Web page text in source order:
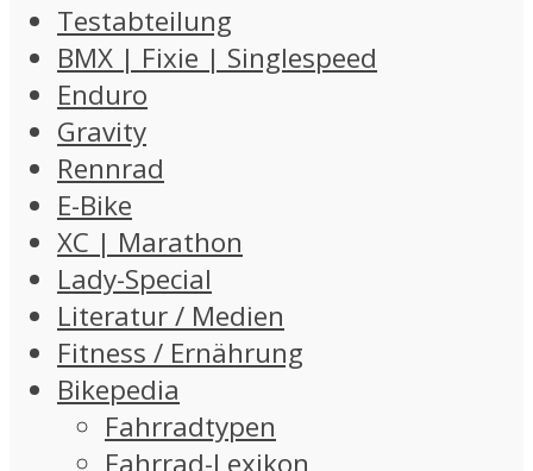
Testabteilung
BMX | Fixie | Singlespeed
Enduro
Gravity
Rennrad
E-Bike
XC | Marathon
Lady-Special
Literatur / Medien
Fitness / Ernährung
Bikepedia
Fahrradtypen
Fahrrad-Lexikon